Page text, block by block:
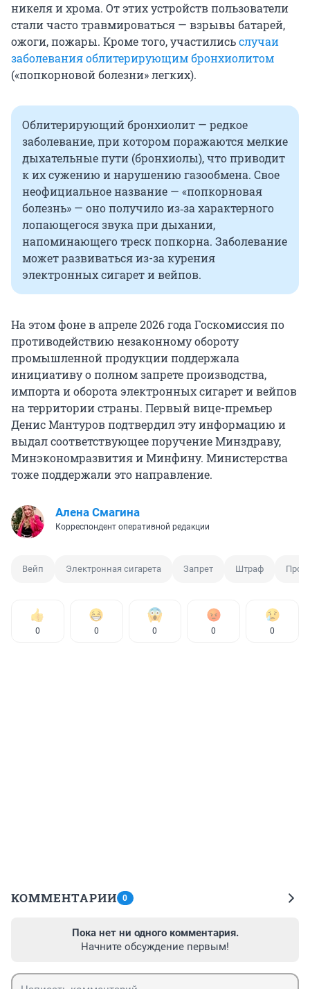
никеля и хрома. От этих устройств пользователи
стали часто травмироваться — взрывы батарей,
ожоги, пожары. Кроме того, участилисьслучаи
заболевания облитерирующим бронхиолитом
(«попкорновой болезни» легких).
Облитерирующий бронхиолит — редкое
заболевание, при котором поражаются мелкие
дыхательные пути (бронхиолы), что приводит
к их сужению и нарушению газообмена. Свое
неофициальное название — «попкорновая
болезнь» — оно получило из‑за характерного
лопающегося звука при дыхании,
напоминающего треск попкорна. Заболевание
может развиваться из-за курения
электронных сигарет и вейпов.
На этом фоне в апреле 2026 года Госкомиссия по
противодействию незаконному обороту
промышленной продукции поддержала
инициативу о полном запрете производства,
импорта и оборота электронных сигарет и вейпов
на территории страны. Первый вице-премьер
Денис Мантуров подтвердил эту информацию и
выдал соответствующее поручение Минздраву,
Минэкономразвития и Минфину. Министерства
тоже поддержали это направление.
Алена Смагина
Корреспондент оперативной редакции
Вейп Электронная сигарета Запрет Штраф
0 0 0 0 0
КОММЕНТАРИИ 0
Пока нет ни одного комментария.
Начните обсуждение первым!